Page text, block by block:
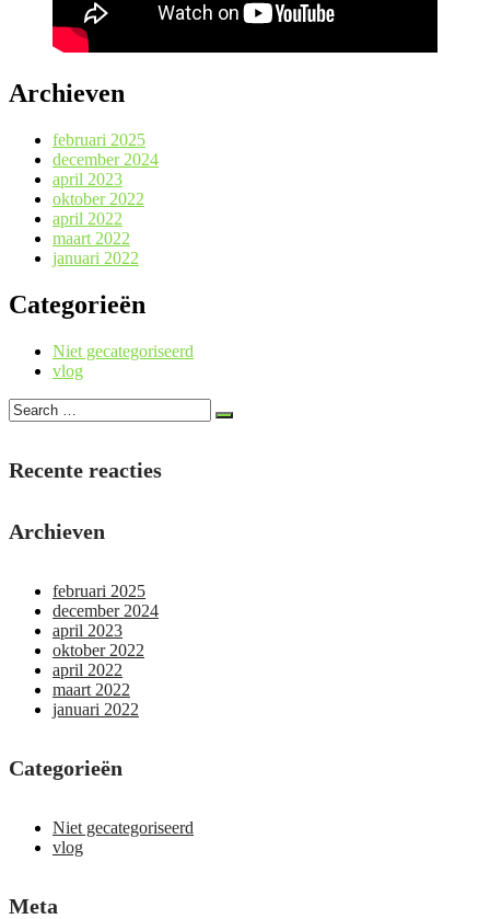
Archieven
februari 2025
december 2024
april 2023
oktober 2022
april 2022
maart 2022
januari 2022
Categorieën
Niet gecategoriseerd
vlog
Recente reacties
Archieven
februari 2025
december 2024
april 2023
oktober 2022
april 2022
maart 2022
januari 2022
Categorieën
Niet gecategoriseerd
vlog
Meta